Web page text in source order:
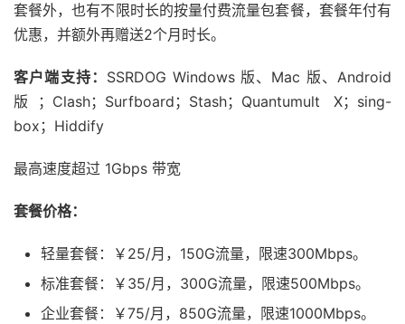
套餐外，也有不限时长的按量付费流量包套餐，套餐年付有
优惠，并额外再赠送2个月时长。
客户端支持： SSRDOG Windows 版、Mac 版、Android
版；Clash；Surfboard；Stash；Quantumult X；sing-
box；Hiddify
最高速度超过 1Gbps 带宽
套餐价格：
轻量套餐：￥25/月，150G流量，限速300Mbps。
标准套餐：￥35/月，300G流量，限速500Mbps。
企业套餐：￥75/月，850G流量，限速1000Mbps。